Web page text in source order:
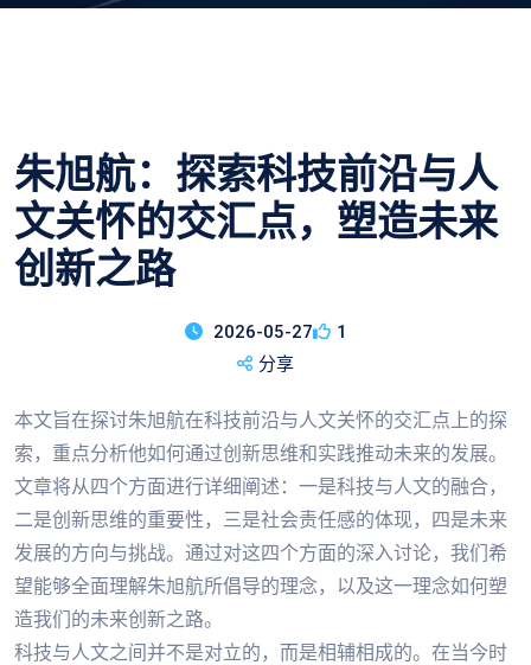
朱旭航：探索科技前沿与人
文关怀的交汇点，塑造未来
创新之路
2026-05-27
1
分享
本文旨在探讨朱旭航在科技前沿与人文关怀的交汇点上的探
索，重点分析他如何通过创新思维和实践推动未来的发展。
文章将从四个方面进行详细阐述：一是科技与人文的融合，
二是创新思维的重要性，三是社会责任感的体现，四是未来
发展的方向与挑战。通过对这四个方面的深入讨论，我们希
望能够全面理解朱旭航所倡导的理念，以及这一理念如何塑
造我们的未来创新之路。
科技与人文之间并不是对立的，而是相辅相成的。在当今时